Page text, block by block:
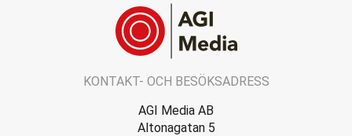
KONTAKT- OCH BESÖKSADRESS
AGI Media AB
Altonagatan 5